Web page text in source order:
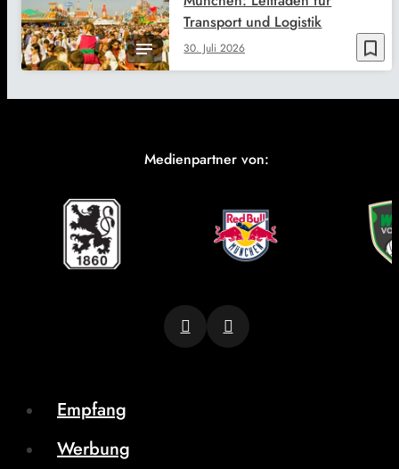
bookmark_border
30. Juli 2026
Transport und Logistik
Medienpartner von:
Empfang
Werbung